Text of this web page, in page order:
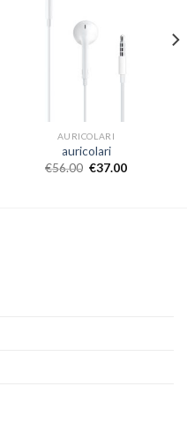
AURICOLARI
auricolari
€56.00 €37.00